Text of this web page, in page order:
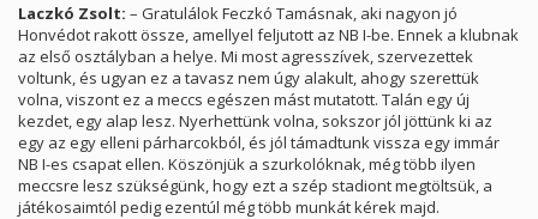
Laczkó Zsolt: – Gratulálok Feczkó Tamásnak, aki nagyon jó
Honvédot rakott össze, amellyel feljutott az NB I-be. Ennek a klubnak
az első osztályban a helye. Mi most agresszívek, szervezettek
voltunk, és ugyan ez a tavasz nem úgy alakult, ahogy szerettük
volna, viszont ez a meccs egészen mást mutatott. Talán egy új
kezdet, egy alap lesz. Nyerhettünk volna, sokszor jól jöttünk ki az
egy az egy elleni párharcokból, és jól támadtunk vissza egy immár
NB I-es csapat ellen. Köszönjük a szurkolóknak, még több ilyen
meccsre lesz szükségünk, hogy ezt a szép stadiont megtöltsük, a
játékosaimtól pedig ezentúl még több munkát kérek majd.